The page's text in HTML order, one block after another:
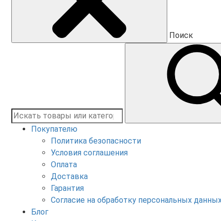
Поиск
Покупателю
Политика безопасности
Условия соглашения
Оплата
Доставка
Гарантия
Согласие на обработку персональных
Блог